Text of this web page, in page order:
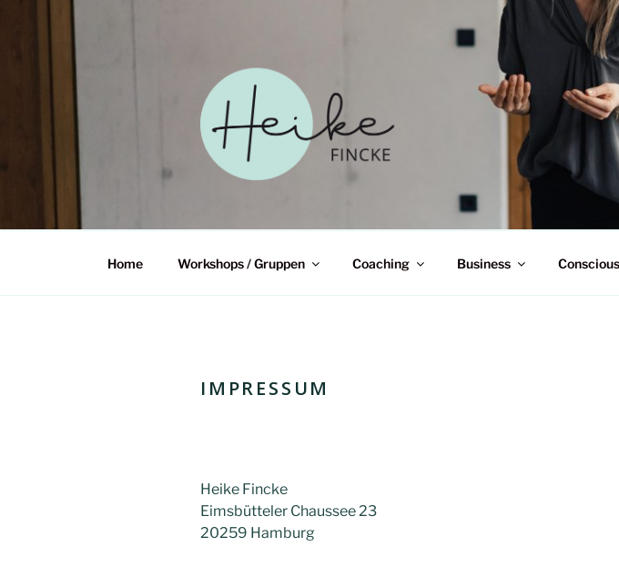
HEIKE FINCKE – ERWECKE
WANDEL
Home Workshops / Gruppen Coaching Business
IMPRESSUM
Heike Fincke
Eimsbütteler Chaussee 23
20259 Hamburg